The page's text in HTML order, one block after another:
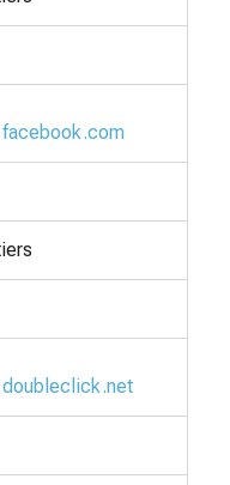
facebook.com
doubleclick.net